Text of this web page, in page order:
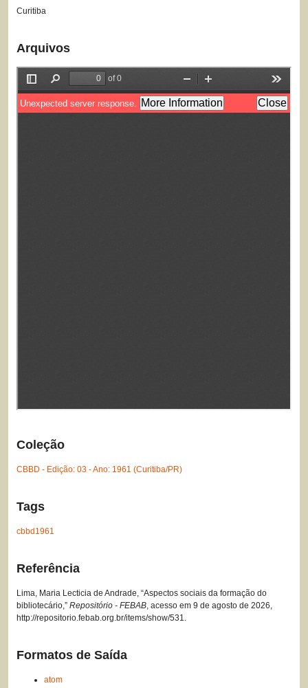
Curitiba
Arquivos
Coleção
CBBD - Edição: 03 - Ano: 1961 (Curitiba/PR)
Tags
cbbd1961
Referência
Lima, Maria Lecticia de Andrade, “Aspectos sociais da formação do
bibliotecário,” Repositório - FEBAB, acesso em 9 de agosto de 2026,
http://repositorio.febab.org.br/items/show/531.
Formatos de Saída
atom